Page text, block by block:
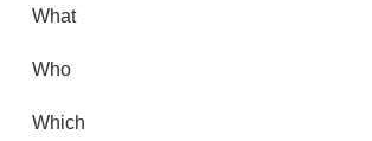
What
Who
Which